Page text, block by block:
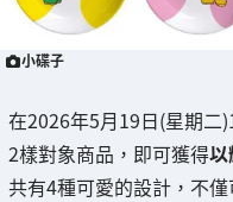
小碟子
在2026年5月19日(星期二
2樣對象商品，即可獲得
共有4種可愛的設計，不